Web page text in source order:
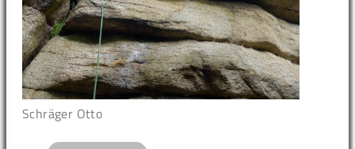
Schräger Otto